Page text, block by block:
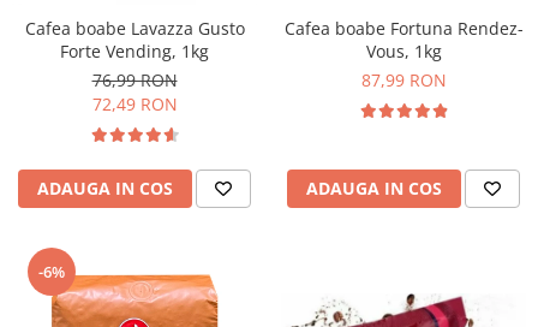
Diverse
Pahare de cafea
Consumabile
Ciocolata calda
Lapte instant
Cafea boabe Lavazza Gusto
Forte Vending, 1kg
76,99 RON
72,49 RON
ADAUGA IN COS
Cafea boabe Fortuna Rendez-
Vous, 1kg
87,99 RON
ADAUGA IN COS
-6%